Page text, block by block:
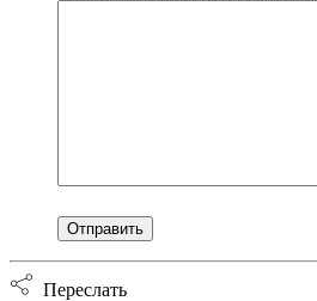
Переслать